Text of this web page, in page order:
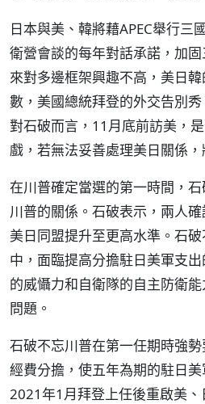
日本與美、韓將藉APEC舉行三
衛營會談的每年對話承諾，加
來對多邊框架興趣不高，美日
數，美國總統拜登的外交告別
對石破而言，11月底前訪美，
戲，若無法妥善處理美日關係
在川普確定當選的第一時間，
川普的關係。石破表示，兩人
美日同盟提升至更高水準。石
中，面臨提高分擔駐日美軍支
的威懾力和自衛隊的自主防衛
問題。
石破不忘川普在第一任期時強
經費分擔，使五年為期的駐日
2021年1月拜登上任後重啟美